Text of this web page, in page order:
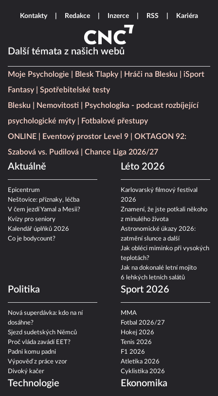
Další témata z našich webů
Moje Psychologie Blesk Tlapky Hráči na Blesku
iSport
Fantasy
Spotřebitelské testy
Blesku
Nemovitosti
Psychologika - podcast rozbíjející
psychologické mýty
Fotbalové přestupy
ONLINE
Eventový prostor Level 9
OKTAGON 92:
Szabová vs. Pudilová
Chance Liga 2026/27
Aktuálně
Epicentrum
Neštovice: příznaky, léčba
V čem jezdí Yamal a Mesii?
Kvízy pro seniory
Kalendář úplňků 2026
Co je bodycount?
Léto 2026
Karlovarský filmový festival
2026
Znamení, že jste potkali někoho
z minulého života
Astronomické úkazy 2026:
zatmění slunce a další
Jak obléci miminko při vysokých
teplotách?
Jak na dokonalé letní mojito
6 lehkých letních salátů
Politika
Nová superdávka: kdo na ní
dosáhne?
Sjezd sudetských Němců
Proč vláda zavádí EET?
Padni komu padni
Výpověď z práce vzor
Divoký kačer
Sport 2026
MMA
Fotbal 2026/27
Hokej 2026
Tenis 2026
F1 2026
Atletika 2026
Cyklistika 2026
Technologie Ekonomika
Kontakty Redakce Inzerce RSS Kariéra